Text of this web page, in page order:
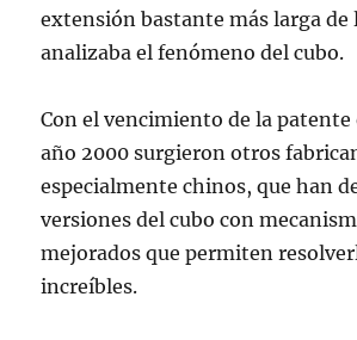
extensión bastante más larga de
analizaba el fenómeno del cubo.
Con el vencimiento de la
año 2000 surgieron otros
especialmente chinos, que han
versiones del cubo con
mejorados que permiten
increíbles.